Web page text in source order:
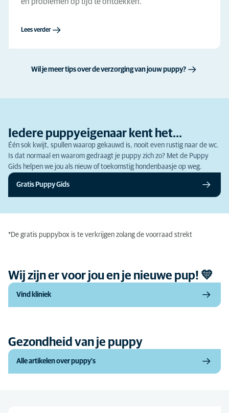
Lees verder
Wil je meer tips over de verzorging van jouw puppy?
Iedere puppyeigenaar kent het...
Één sok kwijt, spullen waarop gekauwd is, nooit even rustig naar de wc.
Is dat normaal en waarom gedraagt je puppy zich zo? Met de Puppy
Gids helpen we jou als nieuw of toekomstig hondenbaasje op weg.
Gratis Puppy Gids
*De gratis puppybox is te verkrijgen zolang de voorraad strekt
Wij zijn er voor jou en je nieuwe pup! 💛
Vind kliniek
Gezondheid van je puppy
Alle artikelen over puppy's